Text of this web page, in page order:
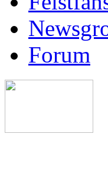
Forum